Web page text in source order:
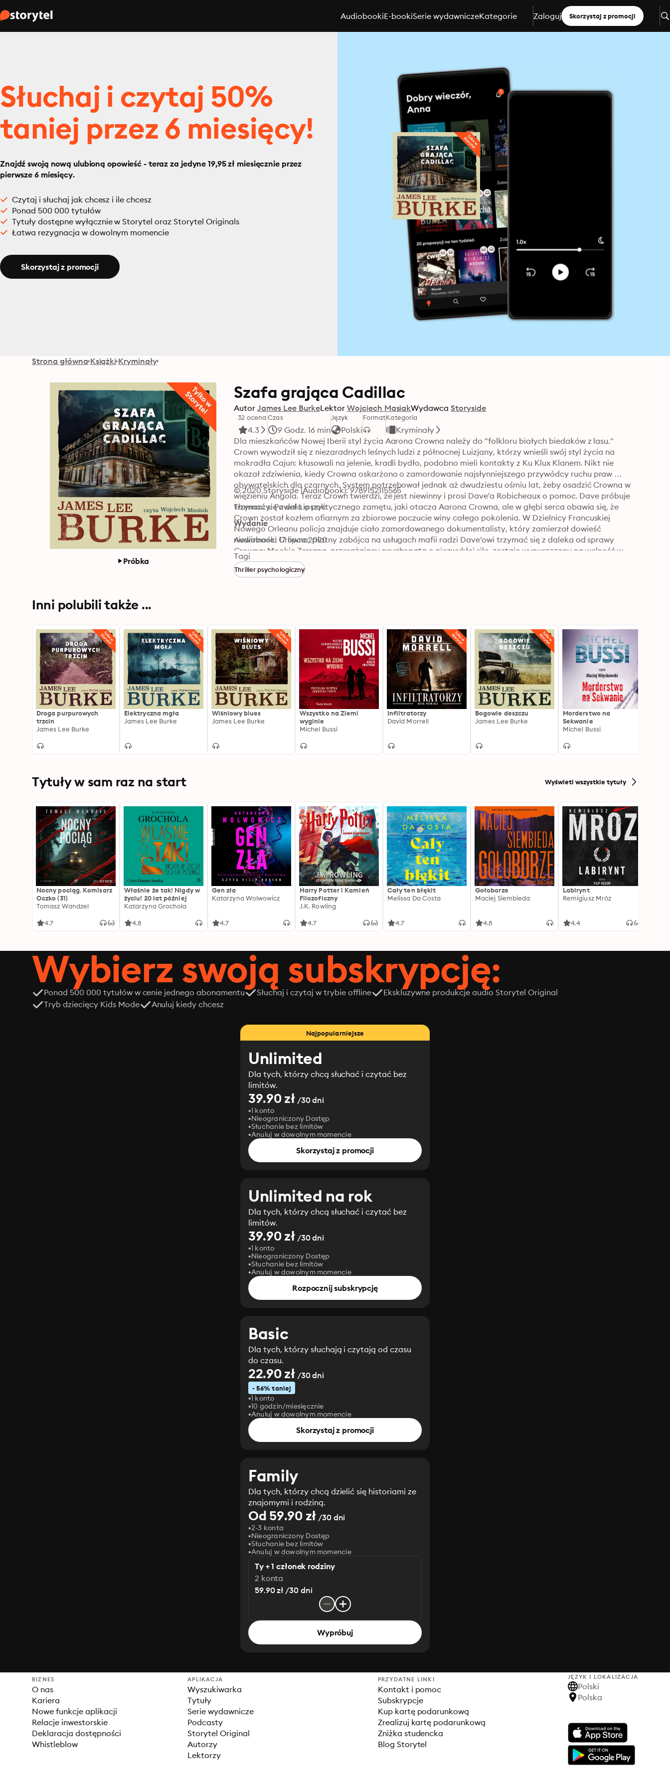
AudiobookiE-bookiSerie wydawniczeKategorie Zaloguj Skorzystaj z promocji
Słuchaj i czytaj 50%
taniej przez 6 miesięcy!
Znajdź swoją nową ulubioną opowieść - teraz za jedyne 19,95 zł miesięcznie przez
pierwsze 6 miesięcy.
Czytaj i słuchaj jak chcesz i ile chcesz
Ponad 500 000 tytułów
Tytuły dostępne wyłącznie w Storytel oraz Storytel Originals
Łatwa rezygnacja w dowolnym momencie
Skorzystaj z promocji
Strona główna Książki Kryminały
Próbka
Szafa grająca Cadillac
Autor James Lee BurkeLektor Wojciech MasiakWydawca Storyside
32 ocena
4.3
Czas
9 Godz. 16 min
Język
Polski
FormatKategoria
Kryminały
Dla mieszkańców Nowej Iberii styl życia Aarona Crowna należy do "folkloru białych biedaków z lasu."
Crown wywodził się z niezaradnych leśnych ludzi z północnej Luizjany, którzy wnieśli swój styl życia na
mokradła Cajun: kłusowali na jelenie, kradli bydło, podobno mieli kontakty z Ku Klux Klanem. Nikt nie
okazał zdziwienia, kiedy Crowna oskarżono o zamordowanie najsłynniejszego przywódcy ruchu praw
obywatelskich dla czarnych. System potrzebował jednak aż dwudziestu ośmiu lat, żeby osadzić Crowna w
więzieniu Angola. Teraz Crown twierdzi, że jest niewinny i prosi Dave'a Robicheaux o pomoc. Dave próbuje
trzymać się z dala o politycznego zamętu, jaki otacza Aarona Crowna, ale w głębi serca obawia się, że
Crown został kozłem ofiarnym za zbiorowe poczucie winy całego pokolenia. W Dzielnicy Francuskiej
Nowego Orleanu policja znajduje ciało zamordowanego dokumentalisty, który zamierzał dowieść
niewinności Crowna; płatny zabójca na usługach mafii radzi Dave'owi trzymać się z daleka od sprawy
Crowna; Mookie Zerrang, przerażający psychopata o niezwykłej sile, zostaje wypuszczony na wolność w
samym środku rajskiego świata Dave'a. Dochodzenie zaprowadzi Dave'a od mafijnej księżniczki w
nowoorleańskiej dzielnicy Garden na meksykańskie ranczo psychodelicznego guru. Kiedy jednak Buford
stanowisko szefa policji stanowej, Dave pojmuje, że musi odkryć prawdę o Aaronie Crownie: prawdę którą
zbyt wielu ludzi pragnie utrzymać w tajemnicy.
© 2020 Storyside (Audiobook): 9789152115565
Tłumaczy: Paweł Lipszyc
Wydanie
Audiobook: 17 lipca 2020
Tagi
Thriller psychologiczny
Inni polubili także ...
Droga purpurowych
trzcin
James Lee Burke
Elektryczna mgła
James Lee Burke
Wiśniowy blues
James Lee Burke
Wszystko na Ziemi
wyginie
Michel Bussi
Infiltratorzy
David Morrell
Bogowie deszczu
James Lee Burke
Morderstwo na
Sekwanie
Michel Bussi
Tytuły w sam raz na start Wyświetl wszystkie tytuły
Nocny pociąg. Komisarz
Oczko (31)
Tomasz Wandzel
4.7
Właśnie że tak! Nigdy w
życiu! 20 lat później
Katarzyna Grochola
4.8
Gen zła
Katarzyna Wolwowicz
4.7
Harry Potter i Kamień
Filozoficzny
J.K. Rowling
4.7
Cały ten błękit
Melissa Da Costa
4.7
Gołoborze
Maciej Siembieda
4.8
Labirynt
Remigiusz Mróz
4.4
Wybierz swoją subskrypcję:
Ponad 500 000 tytułów w cenie jednego abonamentu Słuchaj i czytaj w trybie offline
Ekskluzywne produkcje audio Storytel Original
Tryb dziecięcy Kids Mode
Anuluj kiedy chcesz
Najpopularniejsze
Unlimited
Dla tych, którzy chcą słuchać i czytać bez
limitów.
39.90 zł/30 dni
1 konto
Nieograniczony Dostęp
Słuchanie bez limitów
Anuluj w dowolnym momencie
Skorzystaj z promocji
Unlimited na rok
Dla tych, którzy chcą słuchać i czytać bez
limitów.
39.90 zł/30 dni
1 konto
Nieograniczony Dostęp
Słuchanie bez limitów
Anuluj w dowolnym momencie
Rozpocznij subskrypcję
Basic
Dla tych, którzy słuchają i czytają od czasu
do czasu.
22.90 zł/30 dni
- 56% taniej
1 konto
10 godzin/miesięcznie
Anuluj w dowolnym momencie
Skorzystaj z promocji
Family
Dla tych, którzy chcą dzielić się historiami ze
znajomymi i rodziną.
Od 59.90 zł /30 dni
2-3 konta
Nieograniczony Dostęp
Słuchanie bez limitów
Anuluj w dowolnym momencie
Ty + 1 członek rodziny
2 konta
59.90 zł /30 dni
Wypróbuj
BIZNES
O nas
Kariera
Nowe funkcje aplikacji
Relacje inwestorskie
Deklaracja dostępności
Whistleblow
APLIKACJA
Wyszukiwarka
Tytuły
Serie wydawnicze
Podcasty
Storytel Original
Autorzy
Lektorzy
PRZYDATNE LINKI
Kontakt i pomoc
Subskrypcje
Kup kartę podarunkową
Zrealizuj kartę podarunkową
Zniżka studencka
Blog Storytel
JĘZYK I LOKALIZACJA
Polski
Polska